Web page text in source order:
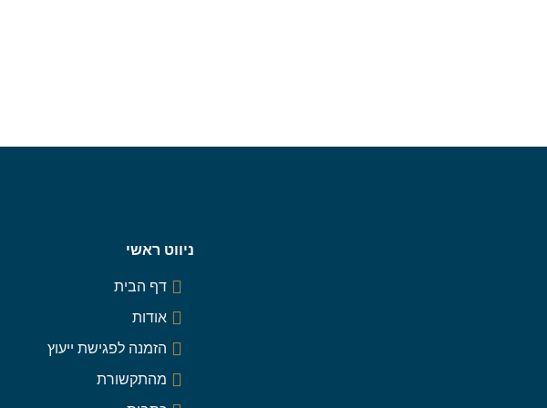
ניווט ראשי
דף הבית
אודות
הזמנה לפגישת ייעוץ
מהתקשורת